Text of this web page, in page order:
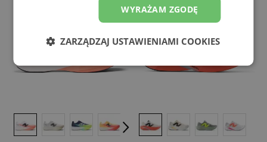
WYRAŻAM ZGODĘ
ZARZĄDZAJ USTAWIENIAMI COOKIES